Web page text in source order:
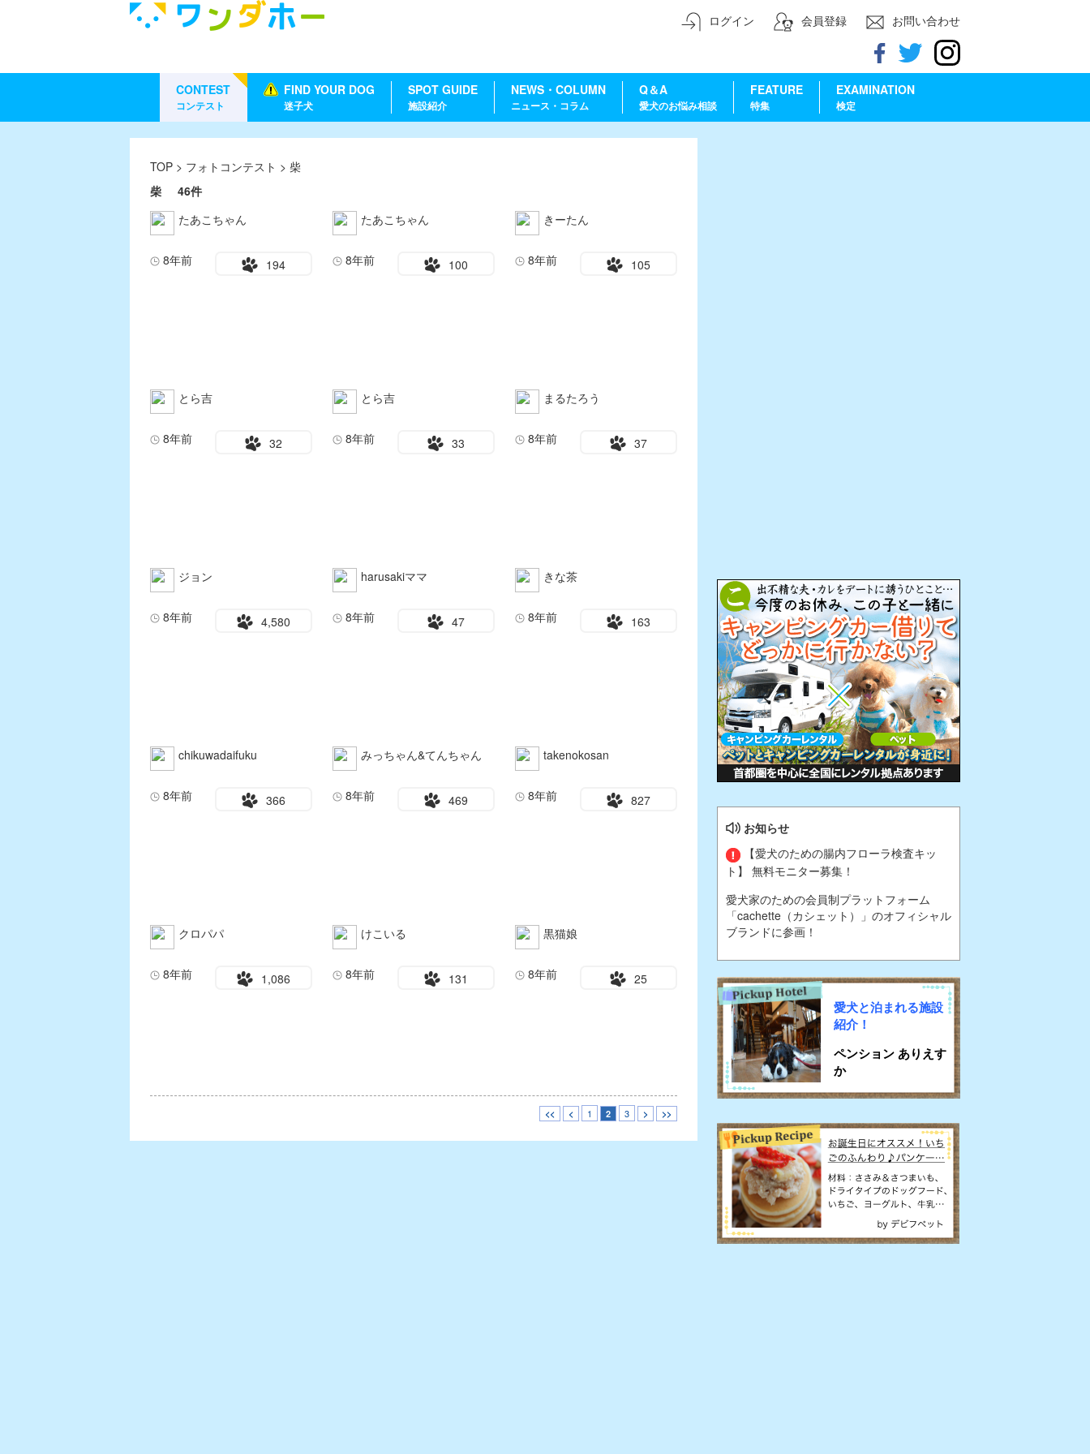
ログイン 会員登録 お問い合わせ
CONTEST
コンテスト
FIND YOUR DOG
迷子犬
SPOT GUIDE
施設紹介
NEWS・COLUMN
ニュース・コラム
Q＆A
愛犬のお悩み相談
FEATURE
特集
EXAMINATION
検定
TOP > フォトコンテスト > 柴
柴
46件
たあこちゃん
8年前 194
たあこちゃん
8年前 100
きーたん
8年前 105
とら吉
8年前 32
とら吉
8年前 33
まるたろう
8年前 37
ジョン
8年前 4,580
harusakiママ
8年前 47
きな茶
8年前 163
chikuwadaifuku
8年前 366
みっちゃん&てんちゃん
8年前 469
takenokosan
8年前 827
クロパパ
8年前 1,086
けこいる
8年前 131
黒猫娘
8年前 25
<< < 1 2 3 > >>
お知らせ
【愛犬のための腸内フローラ検査キッ
ト】 無料モニター募集！
愛犬家のための会員制プラットフォーム
「cachette（カシェット）」のオフィシャル
ブランドに参画！
愛犬と泊まれる施設
紹介！
ペンション ありえす
か